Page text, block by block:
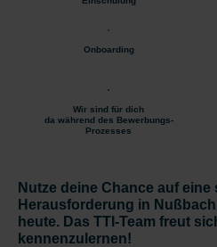
Onboarding
Wir sind für dich
da während des Bewerbungs-
Prozesses
Nutze deine Chance auf eine
Herausforderung in
heute. Das TTI-Team freut
kennenzulernen!